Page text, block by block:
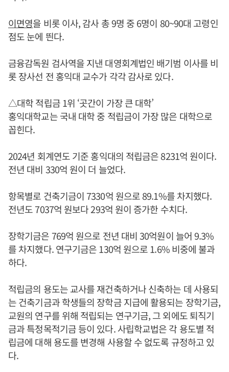
이면영을 비롯 이사, 감사 총 9명 중 6명이 80~90대 고령인
점도 눈에 띈다.
금융감독원 검사역을 지낸 대영회계법인 배기범 이사를 비
롯 장사선 전 홍익대 교수가 각각 감사로 있다.
△대학 적립금 1위 ‘곳간이 가장 큰 대학’
홍익대학교는 국내 대학 중 적립금이 가장 많은 대학으로
꼽힌다.
2024년 회계연도 기준 홍익대의 적립금은 8231억 원이다.
전년 대비 330억 원이 더 늘었다.
항목별로 건축기금이 7330억 원으로 89.1%를 차지했다.
전년도 7037억 원보다 293억 원이 증가한 수치다.
장학기금은 769억 원으로 전년 대비 30억원이 늘어 9.3%
를 차지했다. 연구기금은 130억 원으로 1.6% 비중에 불과
하다.
적립금의 용도는 교사를 재건축하거나 신축하는 데 사용되
는 건축기금과 학생들의 장학금 지급에 활용되는 장학기금,
교원의 연구를 위해 적립되는 연구기금, 그 외에도 퇴직기
금과 특정목적기금 등이 있다. 사립학교법은 각 용도별 적
립금에 대해 용도를 변경해 사용할 수 없도록 규정하고 있
다.